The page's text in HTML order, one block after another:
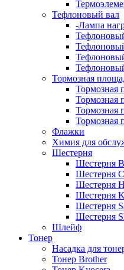
Тефлоновый вал
-Лампа
Тормозная
Тормозная
Тормозная
Тормозная
Тормозная
Флажки
Химия для
Шестерня
Шестерня
Шестерня
Шестерня
Шестерня
Шестерня
Шестерня
Шлейф
Тонер
Насадка для
Тонер Brother